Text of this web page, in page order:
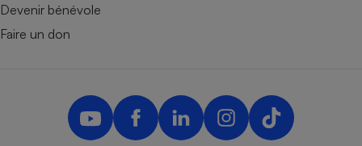
Devenir bénévole
Faire un don